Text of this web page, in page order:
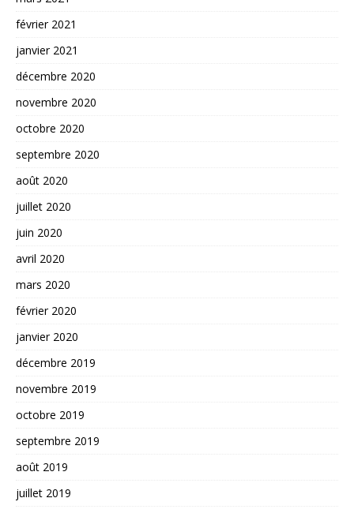
février 2021
janvier 2021
décembre 2020
novembre 2020
octobre 2020
septembre 2020
août 2020
juillet 2020
juin 2020
avril 2020
mars 2020
février 2020
janvier 2020
décembre 2019
novembre 2019
octobre 2019
septembre 2019
août 2019
juillet 2019